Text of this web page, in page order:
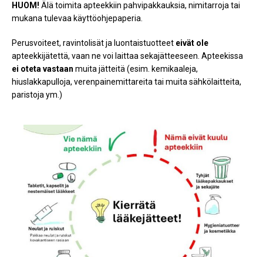
HUOM! Älä toimita apteekkiin pahvipakkauksia, nimitarroja tai
mukana tulevaa käyttöohjepaperia.
Perusvoiteet, ravintolisät ja luontaistuotteet eivät ole
apteekkijätettä, vaan ne voi laittaa sekajätteeseen. Apteekissa
ei oteta vastaan muita jätteitä (esim. kemikaaleja,
hiuslakkapulloja, verenpainemittareita tai muita sähkölaitteita,
paristoja ym.)